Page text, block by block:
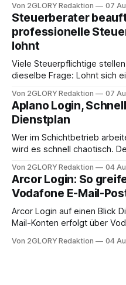
angewiesen ist, stellt sich
Frage: Muss die Versorgung
oder ist ein Leben zu Hause
Intensivpflege bietet genau
Von 2GLORY Redaktion 07
Steuerberater
professionelle
lohnt
Viele Steuerpflichtige
dieselbe Frage: Lohnt sich
erledigen? Die kurze
Einkommensverhältnissen
aus – sobald jedoch
zusammentreffen oder
anstehen, zahlt sich
Von 2GLORY Redaktion 07
Aplano Login,
Dienstplan
Wer im Schichtbetrieb
wird es schnell chaotisch.
abwesenheiten und die
Ihr personal digital zu
erfahren Sie alles, was Sie
brauchen, von der
Von 2GLORY Redaktion 04
Arcor Login: So
Vodafone E-Mail-
Arcor Login auf einen Blick Die Anmeldung für alte Arcor-E-
Mail-Konten erfolgt über
besitzt, loggt sich heute
Von 2GLORY Redaktion 04